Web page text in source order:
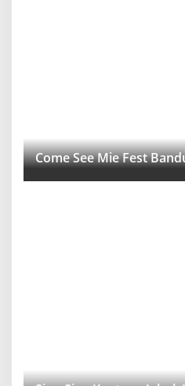
Come See Mie Fest